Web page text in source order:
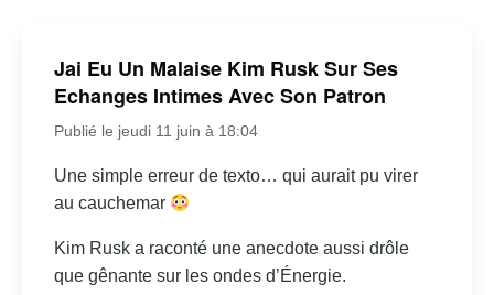
Jai Eu Un Malaise Kim Rusk Sur Ses
Echanges Intimes Avec Son Patron
Publié le jeudi 11 juin à 18:04
Une simple erreur de texto… qui aurait pu virer
au cauchemar
Kim Rusk a raconté une anecdote aussi drôle
que gênante sur les ondes d’Énergie.